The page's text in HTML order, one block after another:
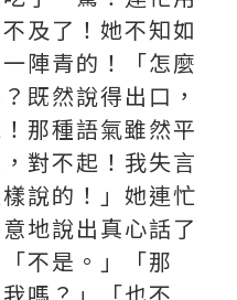
及了！她不知如
陣青的！「怎麼
既然說得出口，
那種語氣雖然平
對不起！我失言
說的！」她連忙
地說出真心話了
不是。」「那